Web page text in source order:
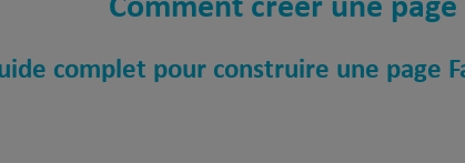
complet pour construire une page